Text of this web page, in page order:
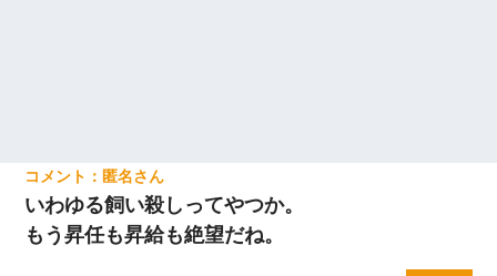
匿名
いわゆる飼い殺しってやつか。
もう昇任も昇給も絶望だね。